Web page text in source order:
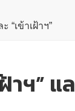
“เข้าเฝ้าฯ”
ฯ” แล